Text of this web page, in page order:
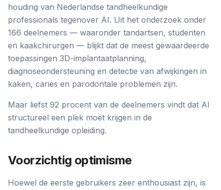
houding van Nederlandse tandheelkundige
professionals tegenover AI. Uit het onderzoek onder
166 deelnemers — waaronder tandartsen, studenten
en kaakchirurgen — blijkt dat de meest gewaardeerde
toepassingen 3D-implantaatplanning,
diagnoseondersteuning en detectie van afwijkingen in
kaken, cariës en parodontale problemen zijn.
Maar liefst 92 procent van de deelnemers vindt dat AI
structureel een plek moet krijgen in de
tandheelkundige opleiding.
Voorzichtig optimisme
Hoewel de eerste gebruikers zeer enthousiast zijn, is